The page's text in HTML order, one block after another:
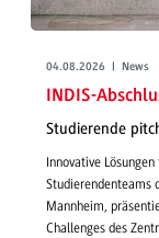
04.08.2026 | News
INDIS-
Studierende
Innovative
Studierendenteams
Mannheim,
Challenges des